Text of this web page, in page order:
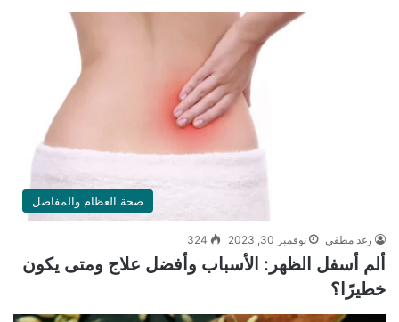
صحة العظام والمفاصل
رغد مطفي نوفمبر 30, 2023 324
ألم أسفل الظهر: الأسباب وأفضل علاج ومتى يكون
خطيرًا؟